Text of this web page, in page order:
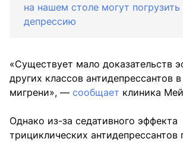
на нашем столе могут погрузить
депрессию
«Существует мало доказательств
других классов антидепрессантов
мигрени», — сообщает клиника
Однако из-за седативного эффекта
трициклических антидепрессантов